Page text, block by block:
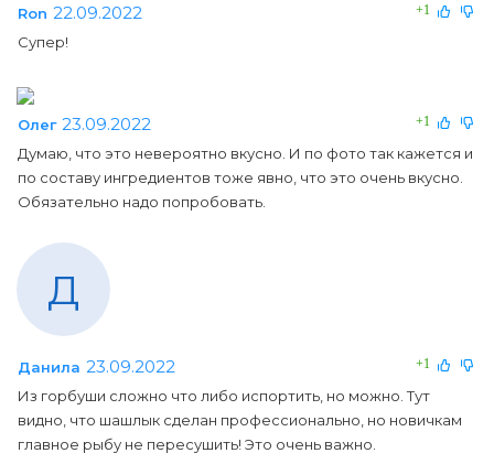
+1
Ron 22.09.2022
Супер!
+1
Олег 23.09.2022
Думаю, что это невероятно вкусно. И по фото так кажется и
по составу ингредиентов тоже явно, что это очень вкусно.
Обязательно надо попробовать.
Д
+1
Данила 23.09.2022
Из горбуши сложно что либо испортить, но можно. Тут
видно, что шашлык сделан профессионально, но новичкам
главное рыбу не пересушить! Это очень важно.